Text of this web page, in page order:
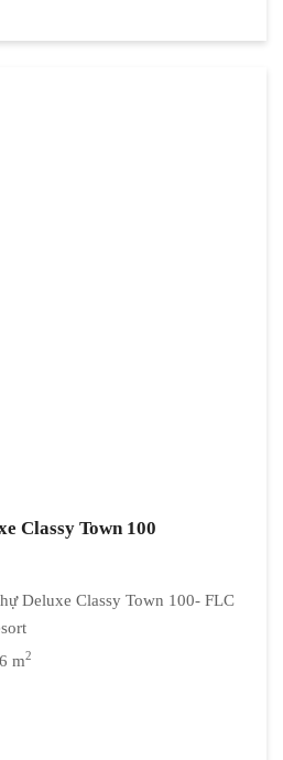
Classy Town 100
Deluxe Classy Town 100- FLC
m2